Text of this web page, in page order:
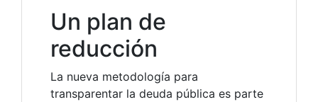
Un plan de
reducción
La nueva metodología para
transparentar la deuda pública es parte